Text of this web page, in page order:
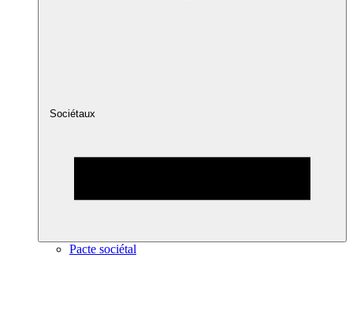
Sociétaux
Pacte sociétal